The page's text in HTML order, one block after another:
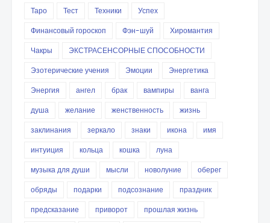
Таро
Тест Техники
Успех
Финансовый гороскоп
Фэн-шуй
Хиромантия
Чакры
ЭКСТРАСЕНСОРНЫЕ СПОСОБНОСТИ
Эзотерические учения
Эмоции
Энергетика
Энергия
ангел брак вампиры
ванга
душа
желание женственность
жизнь
заклинания
зеркало знаки икона
имя
интуиция
кольца кошка
луна
музыка для души
мысли новолуние
оберег
обряды
подарки подсознание
праздник
предсказание
приворот
прошлая жизнь